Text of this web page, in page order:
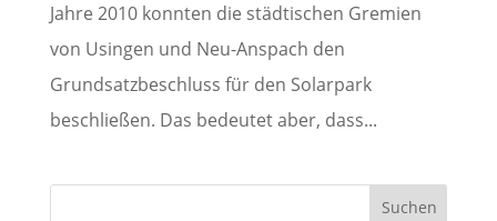
Jahre 2010 konnten die städtischen Gremien
von Usingen und Neu-Anspach den
Grundsatzbeschluss für den Solarpark
beschließen. Das bedeutet aber, dass...